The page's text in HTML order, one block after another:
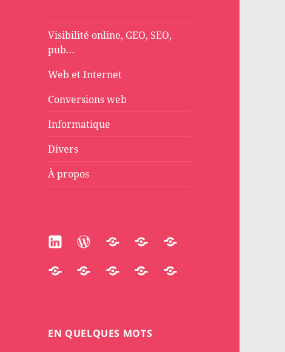
Visibilité online, GEO, SEO,
pub…
Web et Internet
Conversions web
Informatique
Divers
À propos
LinkedinWordPressParticipateHuggingface
Substack
Accredible
QuoraStackoverflow
AboutPH
EN QUELQUES MOTS